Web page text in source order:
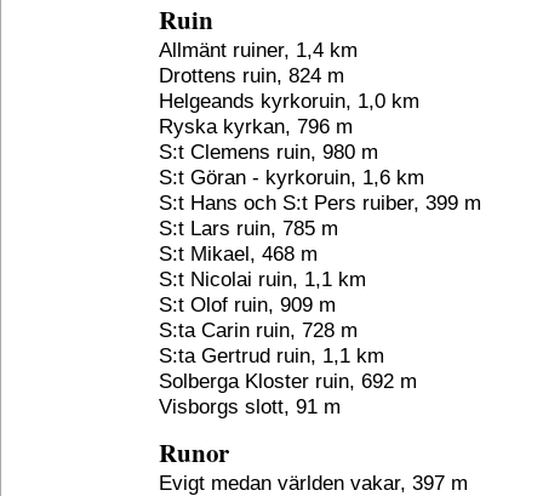
Ruin
Allmänt ruiner, 1,4 km
Drottens ruin, 824 m
Helgeands kyrkoruin, 1,0 km
Ryska kyrkan, 796 m
S:t Clemens ruin, 980 m
S:t Göran - kyrkoruin, 1,6 km
S:t Hans och S:t Pers ruiber, 399 m
S:t Lars ruin, 785 m
S:t Mikael, 468 m
S:t Nicolai ruin, 1,1 km
S:t Olof ruin, 909 m
S:ta Carin ruin, 728 m
S:ta Gertrud ruin, 1,1 km
Solberga Kloster ruin, 692 m
Visborgs slott, 91 m
Runor
Evigt medan världen vakar, 397 m